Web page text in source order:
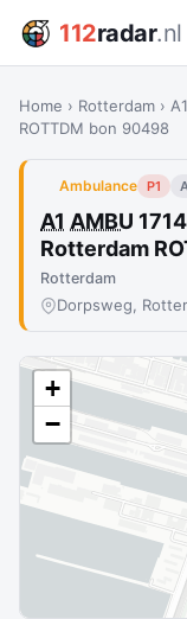
112radar.nl
Home › Rotterdam ›
ROTTDM bon 90498
Ambulance P1
A1 AMBU
Rotterdam
Rotterdam
Dorpsweg,
+
−